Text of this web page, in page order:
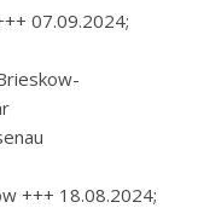
07.09.2024;
+++ 18.08.2024;